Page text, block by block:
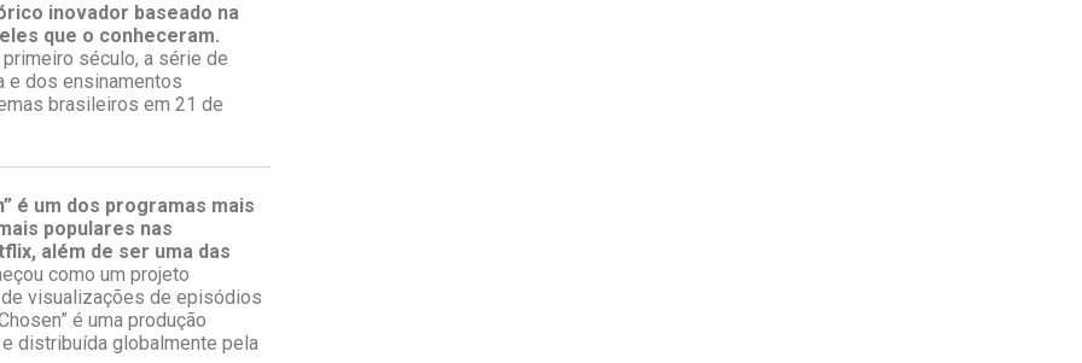
inovador baseado na
que o conheceram.
século, a série de
e dos ensinamentos
brasileiros em 21 de
é um dos programas mais
populares nas
além de ser uma das
como um projeto
visualizações de episódios
é uma produção
distribuída globalmente pela